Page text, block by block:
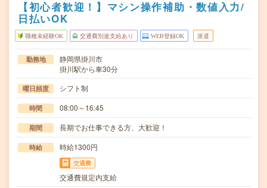
【初心者歓迎！】マシン操作補助・数値入力/
日払いOK
職種未経験OK 交通費別途支給あり WEB登録OK 派遣
勤務地
静岡県掛川市
掛川駅から車30分
曜日頻度 シフト制
時間 08:00～16:45
期間 長期でお仕事できる方、大歓迎！
時給 時給1300円
交通費
交通費規定内支給